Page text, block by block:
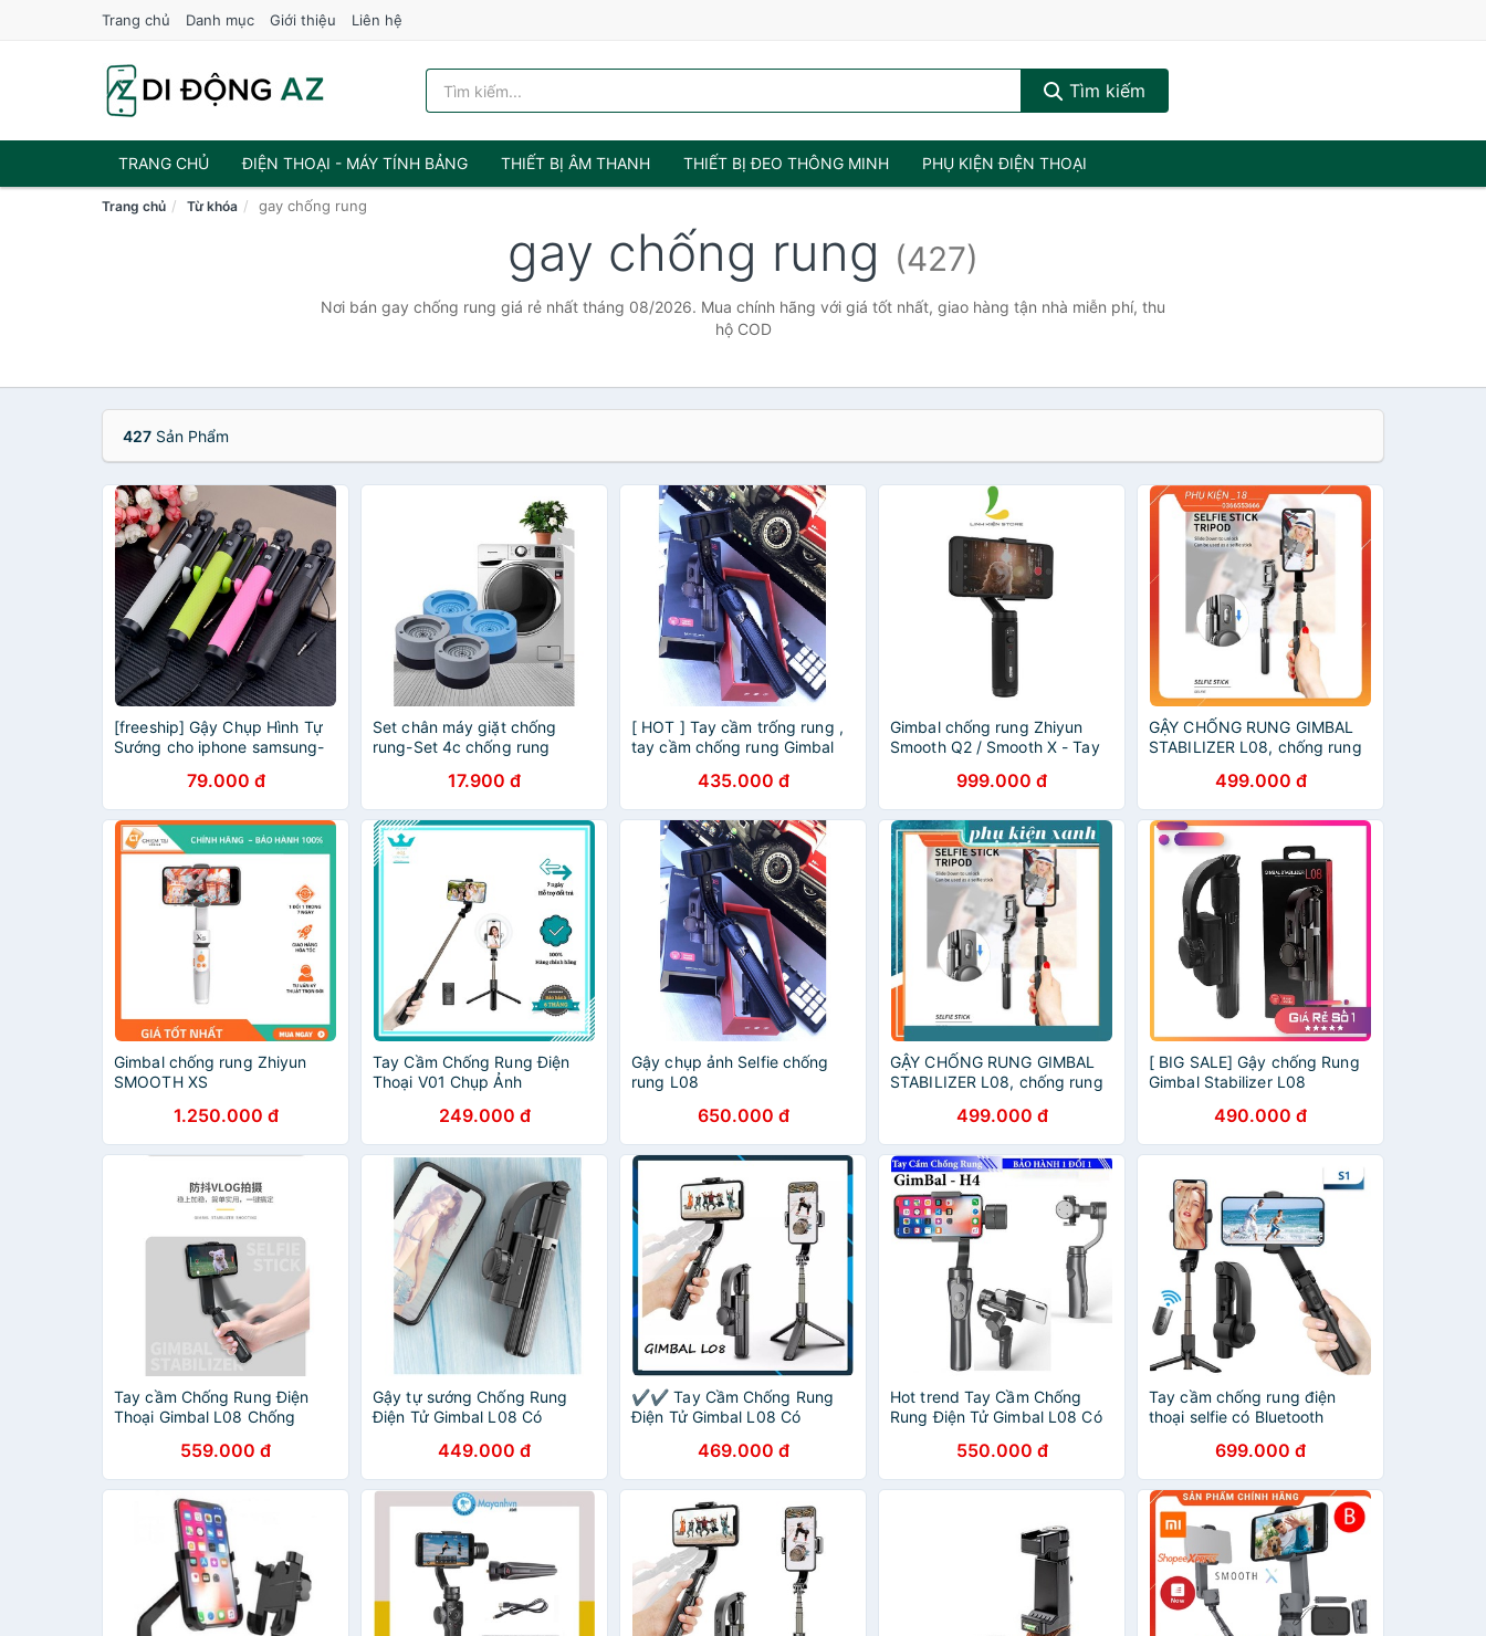
Trang chủ Danh mục Giới thiệu Liên hệ
Tìm kiếm
TRANG CHỦ ĐIỆN THOẠI - MÁY TÍNH BẢNG THIẾT BỊ ÂM THANH THIẾT BỊ ĐEO THÔNG MINH PHỤ KIỆN ĐIỆN THOẠI
Trang chủ Từ khóa gay chống rung
gay chống rung (427)
Nơi bán gay chống rung giá rẻ nhất tháng 08/2026. Mua chính hãng với giá tốt nhất, giao hàng tận nhà miễn phí, thu
hộ COD
427 Sản Phẩm
[freeship] Gậy Chụp Hình Tự
Sướng cho iphone samsung-
79.000 đ
Set chân máy giặt chống
rung-Set 4c chống rung
17.900 đ
[ HOT ] Tay cầm trống rung ,
tay cầm chống rung Gimbal
điện thoại , máy ảnh ,máy
quay
435.000 đ
Gimbal chống rung Zhiyun
Smooth Q2 / Smooth X - Tay
phân phối999.000 đ
GẬY CHỐNG RUNG GIMBAL
STABILIZER L08, chống rung
chuyển độn499.000 đ
Gimbal chống rung Zhiyun
SMOOTH XS
1.250.000 đ
Tay Cầm Chống Rung Điện
Thoại V01 Chụp Ảnh
Chống Rung Điện Thoại
249.000 đ
Gậy chụp ảnh Selfie chống
rung L08
650.000 đ
GẬY CHỐNG RUNG GIMBAL
STABILIZER L08, chống rung
chuyển động, giá cực sốc
499.000 đ
[ BIG SALE] Gậy chống Rung
Gimbal Stabilizer L08
490.000 đ
Tay cầm Chống Rung Điện
Thoại Gimbal L08 Chống
Video-Có Bluetooth-Kéo Dài
tới 86Cm
559.000 đ
Gậy tự sướng Chống Rung
Điện Tử Gimbal L08 Có
Chống Rung - Có Chân Đỡ Tự
Đứng-NBL08
449.000 đ
✔️✔️ Tay Cầm Chống Rung
Điện Tử Gimbal L08 Có
Chống Rung - Có Chân Đỡ Tự
Đứng
469.000 đ
Hot trend Tay Cầm Chống
Rung Điện Tử Gimbal L08 Có
Điện Thoại- Có Chân Đỡ Tự
Đứng
550.000 đ
Tay cầm chống rung điện
thoại selfie có Bluetooth
699.000 đ